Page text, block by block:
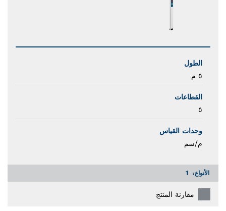
الطول
٥ م
القطاعات
٥
وحدات القياس
م/سم
الأنواع: 1
مقارنة المنتج